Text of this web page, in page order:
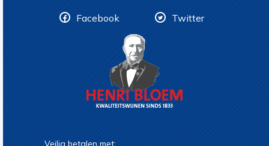
Facebook Twitter
Veilig betalen met: